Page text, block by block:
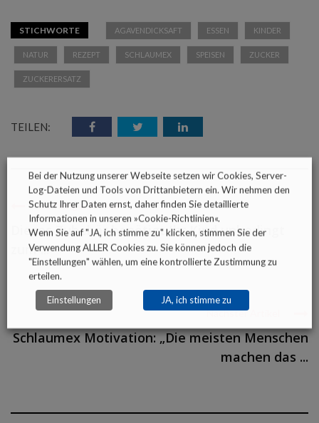
STICHWORTE AGAVENDICKSAFT ESSEN KINDER
NATUR REZEPT SCHLAUMEX SPEISEN ZUCKER
ZUCKERERSATZ
TEILEN:
Vorheriger Artikel
Dieses Zubehör benötigt Ihr Kind unbedingt
zum ...
Nächster Artikel
Schlaumex Motivation: „Die meisten Menschen
machen das ...
Bei der Nutzung unserer Webseite setzen wir Cookies, Server-
Log-Dateien und Tools von Drittanbietern ein. Wir nehmen den
Schutz Ihrer Daten ernst, daher finden Sie detaillierte
Informationen in unseren »Cookie-Richtlinien«.
Wenn Sie auf "JA, ich stimme zu" klicken, stimmen Sie der
Verwendung ALLER Cookies zu. Sie können jedoch die
"Einstellungen" wählen, um eine kontrollierte Zustimmung zu
erteilen.
Einstellungen JA, ich stimme zu